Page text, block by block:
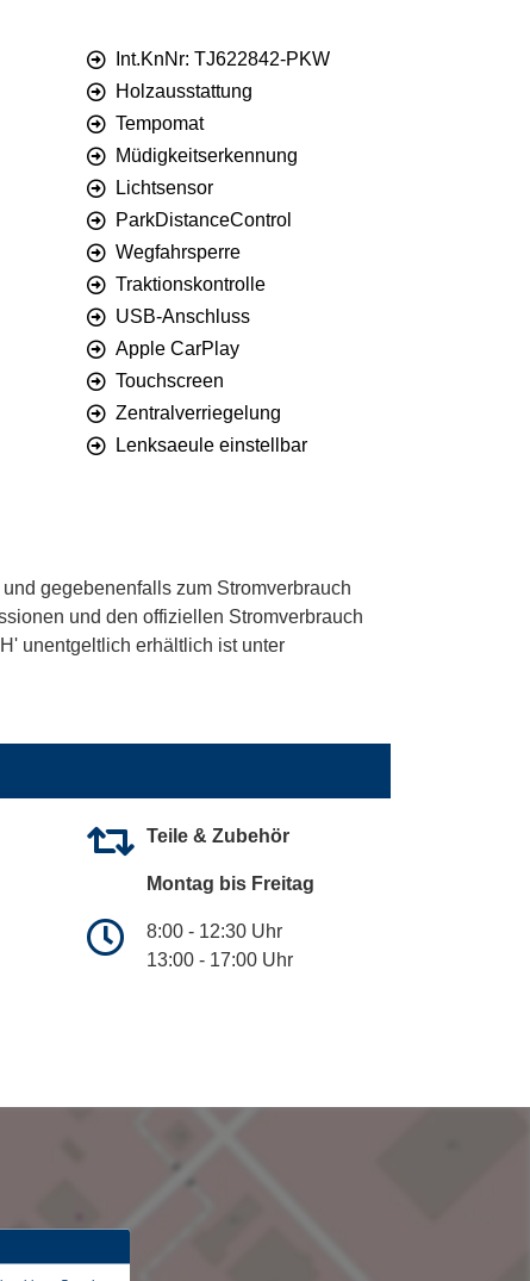
Int.KnNr: TJ622842-PKW
Holzausstattung
Tempomat
Müdigkeitserkennung
Lichtsensor
ParkDistanceControl
Wegfahrsperre
Traktionskontrolle
USB-Anschluss
Apple CarPlay
Touchscreen
Zentralverriegelung
Lenksaeule einstellbar
gegebenenfalls zum Stromverbrauch
und den offiziellen Stromverbrauch
unentgeltlich erhältlich ist unter
Teile & Zubehör
Montag bis Freitag
8:00 - 12:30 Uhr
13:00 - 17:00 Uhr